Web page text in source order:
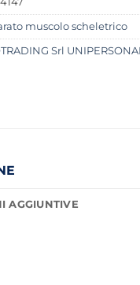
muscolo scheletrico
Srl
AGGIUNTIVE